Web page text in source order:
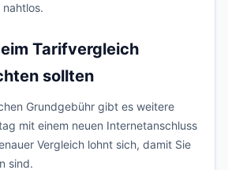
Tarifvergleich
sollten
Grundgebühr gibt es weitere
mit einem neuen Internetanschluss
Vergleich lohnt sich, damit Sie
sind.